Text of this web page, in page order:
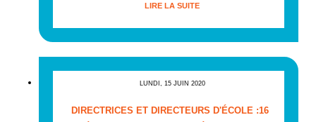
LIRE LA SUITE
LUNDI, 15 JUIN 2020
DIRECTRICES ET DIRECTEURS D'ÉCOLE :16